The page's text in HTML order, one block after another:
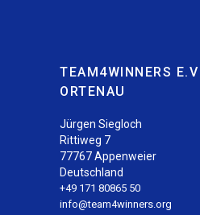
TEAM4WINNERS E.V
ORTENAU
Jürgen Siegloch
Rittiweg 7
77767 Appenweier
Deutschland
+49 171 80865 50
info@team4winners.org